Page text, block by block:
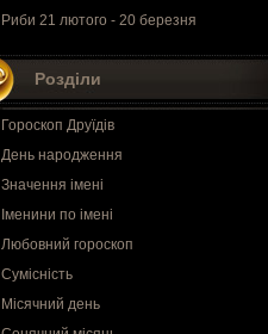
Риби 21 лютого - 20 березня
Розділи
Гороскоп Друїдів
День народження
Значення імені
Іменини по імені
Любовний гороскоп
Сумісність
Місячний день